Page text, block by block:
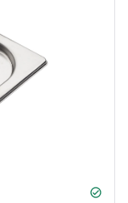
check_circle